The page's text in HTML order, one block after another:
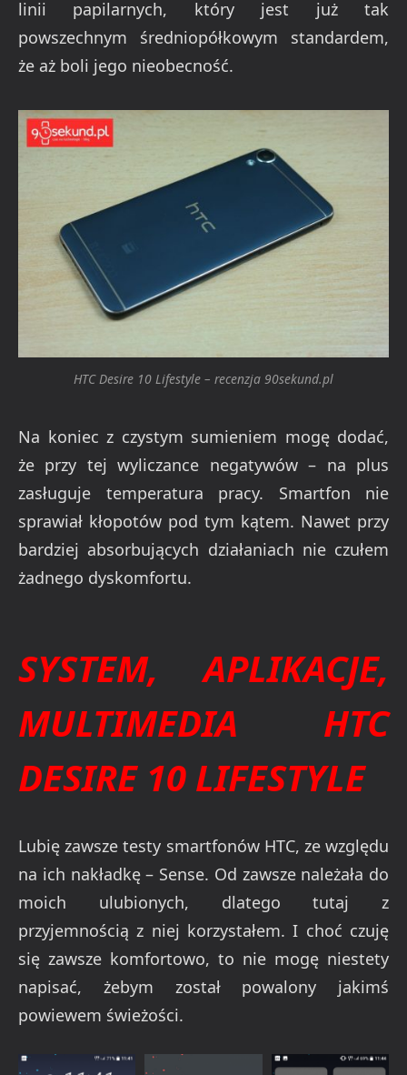
linii papilarnych, który jest już tak
powszechnym średniopółkowym standardem,
że aż boli jego nieobecność.
HTC Desire 10 Lifestyle – recenzja 90sekund.pl
Na koniec z czystym sumieniem mogę dodać,
że przy tej wyliczance negatywów – na plus
zasługuje temperatura pracy. Smartfon nie
sprawiał kłopotów pod tym kątem. Nawet przy
bardziej absorbujących działaniach nie czułem
żadnego dyskomfortu.
SYSTEM, APLIKACJE,
MULTIMEDIA HTC
DESIRE 10 LIFESTYLE
Lubię zawsze testy smartfonów HTC, ze względu
na ich nakładkę – Sense. Od zawsze należała do
moich ulubionych, dlatego tutaj z
przyjemnością z niej korzystałem. I choć czuję
się zawsze komfortowo, to nie mogę niestety
napisać, żebym został powalony jakimś
powiewem świeżości.